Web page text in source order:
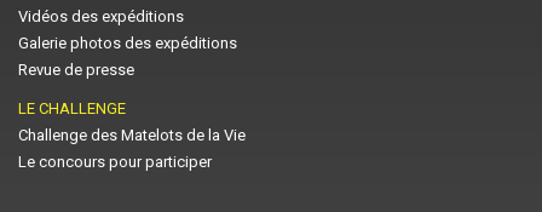
Vidéos des expéditions
Galerie photos des expéditions
Revue de presse
LE CHALLENGE
Challenge des Matelots de la Vie
Le concours pour participer